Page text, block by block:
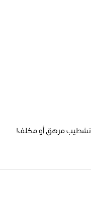
تشطيب مرهق أو مكلف!